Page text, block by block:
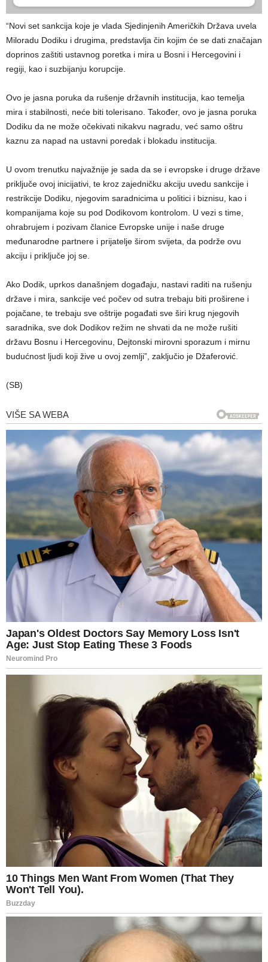
“Novi set sankcija koje je vlada Sjedinjenih Američkih Država uvela
Miloradu Dodiku i drugima, predstavlja čin kojim će se dati značajan
doprinos zaštiti ustavnog poretka i mira u Bosni i Hercegovini i
regiji, kao i suzbijanju korupcije.
Ovo je jasna poruka da rušenje državnih institucija, kao temelja
mira i stabilnosti, neće biti tolerisano. Također, ovo je jasna poruka
Dodiku da ne može očekivati nikakvu nagradu, već samo oštru
kaznu za napad na ustavni poredak i blokadu institucija.
U ovom trenutku najvažnije je sada da se i evropske i druge države
priključe ovoj inicijativi, te kroz zajedničku akciju uvedu sankcije i
restrikcije Dodiku, njegovim saradnicima u politici i biznisu, kao i
kompanijama koje su pod Dodikovom kontrolom. U vezi s time,
ohrabrujem i pozivam članice Evropske unije i naše druge
međunarodne partnere i prijatelje širom svijeta, da podrže ovu
akciju i priključe joj se.
Ako Dodik, uprkos današnjem događaju, nastavi raditi na rušenju
države i mira, sankcije već počev od sutra trebaju biti proširene i
pojačane, te trebaju sve oštrije pogađati sve širi krug njegovih
saradnika, sve dok Dodikov režim ne shvati da ne može rušiti
državu Bosnu i Hercegovinu, Dejtonski mirovni sporazum i mirnu
budućnost ljudi koji žive u ovoj zemlji”, zaključio je Džaferović.
(SB)